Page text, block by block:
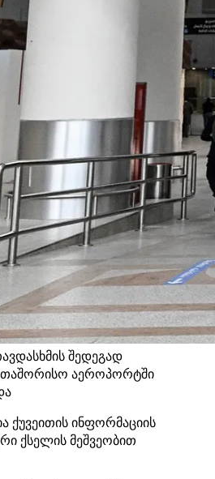
შედეგად
აეროპორტში
ქუვეითის ინფორმაციის
ქსელის მეშვეობით